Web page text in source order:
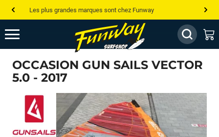
Les plus grandes marques sont chez Funway
Jusqu’à -75% de remise sur le windsurf, wingfoil, etc...
💰 Meilleur prix garanti — Moins cher ailleurs ? On s’aligne !
Besoin de conseils de pro ? Appelle nous !
OCCASION GUN SAILS VECTOR
5.0 - 2017